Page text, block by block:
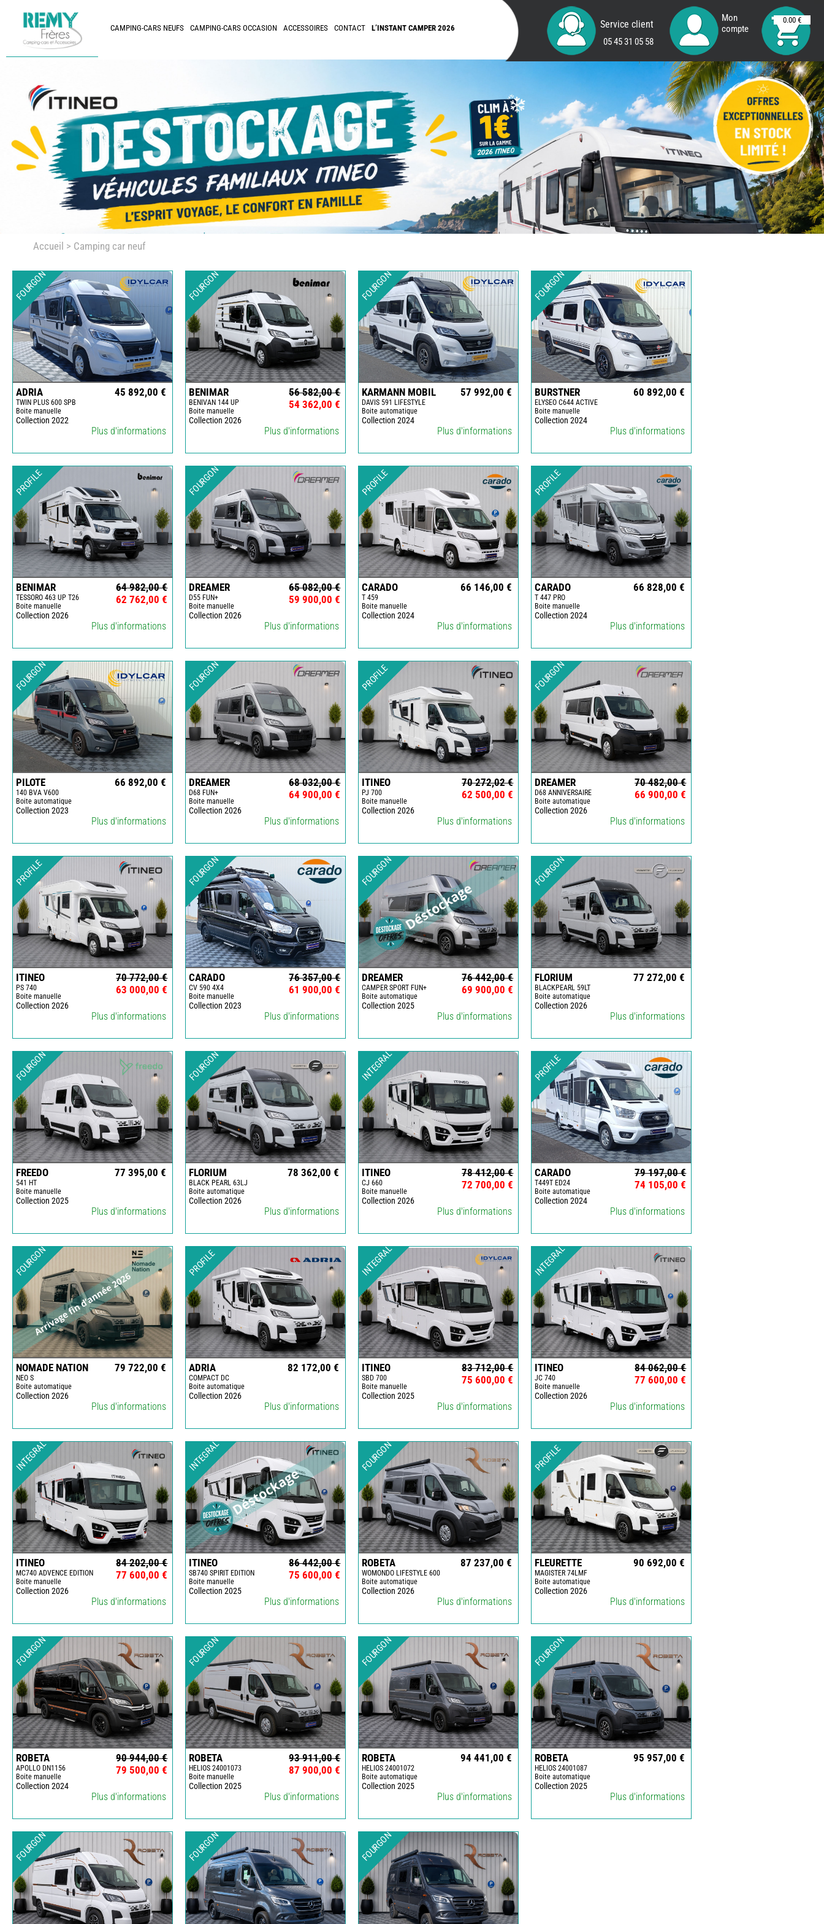
CAMPING-CARS NEUFS CAMPING-CARS OCCASION ACCESSOIRES CONTACT L’INSTANT CAMPER 2026 Service client
05 45 31 05 58
Mon
compte
0.00 €
Accueil > Camping car neuf
FOURGON
ADRIA
TWIN PLUS 600 SPB
Boite manuelle
Collection 2022
45 892,00 €
Plus d'informations
FOURGON
BENIMAR
BENIVAN 144 UP
Boite manuelle
Collection 2026
56 582,00 €
54 362,00 €
Plus d'informations
FOURGON
KARMANN MOBIL
DAVIS 591 LIFESTYLE
Boite automatique
Collection 2024
57 992,00 €
Plus d'informations
FOURGON
BURSTNER
ELYSEO C644 ACTIVE
Boite manuelle
Collection 2024
60 892,00 €
Plus d'informations
PROFILE
BENIMAR
TESSORO 463 UP T26
Boite manuelle
Collection 2026
64 982,00 €
62 762,00 €
Plus d'informations
FOURGON
DREAMER
D55 FUN+
Boite manuelle
Collection 2026
65 082,00 €
59 900,00 €
Plus d'informations
PROFILE
CARADO
T 459
Boite manuelle
Collection 2024
66 146,00 €
Plus d'informations
PROFILE
CARADO
T 447 PRO
Boite manuelle
Collection 2024
66 828,00 €
Plus d'informations
FOURGON
PILOTE
140 BVA V600
Boite automatique
Collection 2023
66 892,00 €
Plus d'informations
FOURGON
DREAMER
D68 FUN+
Boite manuelle
Collection 2026
68 032,00 €
64 900,00 €
Plus d'informations
PROFILE
ITINEO
PJ 700
Boite manuelle
Collection 2026
70 272,02 €
62 500,00 €
Plus d'informations
FOURGON
DREAMER
D68 ANNIVERSAIRE
Boite automatique
Collection 2026
70 482,00 €
66 900,00 €
Plus d'informations
PROFILE
ITINEO
PS 740
Boite manuelle
Collection 2026
70 772,00 €
63 000,00 €
Plus d'informations
FOURGON
CARADO
CV 590 4X4
Boite manuelle
Collection 2023
76 357,00 €
61 900,00 €
Plus d'informations
FOURGON
DREAMER
CAMPER SPORT FUN+
Boite automatique
Collection 2025
76 442,00 €
69 900,00 €
Plus d'informations
FOURGON
FLORIUM
BLACKPEARL 59LT
Boite automatique
Collection 2026
77 272,00 €
Plus d'informations
FOURGON
FREEDO
541 HT
Boite manuelle
Collection 2025
77 395,00 €
Plus d'informations
FOURGON
FLORIUM
BLACK PEARL 63LJ
Boite automatique
Collection 2026
78 362,00 €
Plus d'informations
INTEGRAL
ITINEO
CJ 660
Boite manuelle
Collection 2026
78 412,00 €
72 700,00 €
Plus d'informations
PROFILE
CARADO
T449T ED24
Boite automatique
Collection 2024
79 197,00 €
74 105,00 €
Plus d'informations
FOURGON
NOMADE NATION
NEO S
Boite automatique
Collection 2026
79 722,00 €
Plus d'informations
PROFILE
ADRIA
COMPACT DC
Boite automatique
Collection 2026
82 172,00 €
Plus d'informations
INTEGRAL
ITINEO
SBD 700
Boite manuelle
Collection 2025
83 712,00 €
75 600,00 €
Plus d'informations
INTEGRAL
ITINEO
JC 740
Boite manuelle
Collection 2026
84 062,00 €
77 600,00 €
Plus d'informations
INTEGRAL
ITINEO
MC740 ADVENCE EDITION
Boite manuelle
Collection 2026
84 202,00 €
77 600,00 €
Plus d'informations
INTEGRAL
ITINEO
SB740 SPIRIT EDITION
Boite manuelle
Collection 2025
86 442,00 €
75 600,00 €
Plus d'informations
FOURGON
ROBETA
WOMONDO LIFESTYLE 600
Boite automatique
Collection 2026
87 237,00 €
Plus d'informations
PROFILE
FLEURETTE
MAGISTER 74LMF
Boite automatique
Collection 2026
90 692,00 €
Plus d'informations
FOURGON
ROBETA
APOLLO DN1156
Boite manuelle
Collection 2024
90 944,00 €
79 500,00 €
Plus d'informations
FOURGON
ROBETA
HELIOS 24001073
Boite manuelle
Collection 2025
93 911,00 €
87 900,00 €
Plus d'informations
FOURGON
ROBETA
HELIOS 24001072
Boite automatique
Collection 2025
94 441,00 €
Plus d'informations
FOURGON
ROBETA
HELIOS 24001087
Boite automatique
Collection 2025
95 957,00 €
Plus d'informations
FOURGON FOURGON FOURGON
CAMPING-
CARS
NEUFS
CAMPING-
CAR
ADRIA
CAMPING-
CAR
BENIMAR
CARADO
FLEURETTE
CAMPING-
CAR
ITINEO
CAMPING-
CARS
OCCASION
CAMPING-
CAR
CARADO
NEUFS
BENIMAR
FOURGON
DREAMER
FOURGON
FLORIUM
FOURGON
FREEDO
FOURGON
NOMADE
NATION
ROBETA
OCCASION
BURSTNER
CARADO
KARMANN
MOBIL
PILOTE
ACCESSOIRES
DE
ASPIRATEUR
-
LAVAGE
CAMERA-
GPS-
RADIO
CHAUFFAGE
CHAUFFE
CLIMATISATION
ENERGIE
EQUIPEMENT
INTERIEUR-
EXTERIEUR
FRONT
RUNNER
GAZ
HUILES
TRAITEMENT
ADDITIF
PORTE-
VELOS
-
ATTELAGE
PRODUIT
ENTRETIEN
REFRIGERATEUR
SUMO
SPRING
THETFORD
PIECES
DETACHEES
TOILETTE
SECHE
-
TRELINO
-
ARWINGER
TRAITEMENT
L'INSTANT
CAMPER
CONTACT